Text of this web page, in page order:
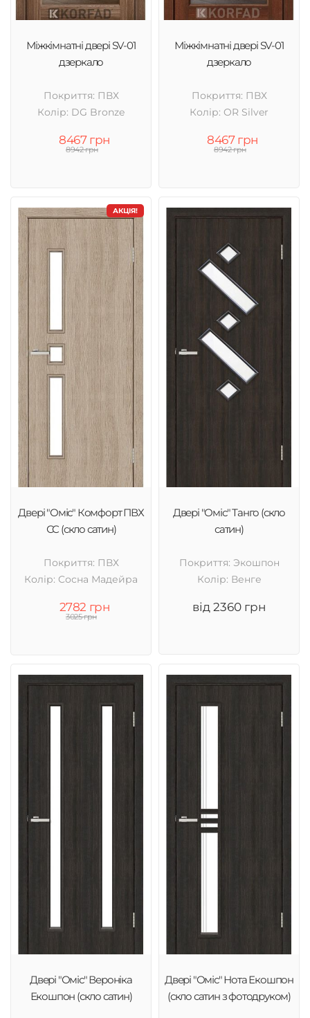
Міжкімнатні двері SV-01
дзеркало
Покриття: ПВХ
Колір: DG Bronze
8467 грн
8942 грн
Міжкімнатні двері SV-01
дзеркало
Покриття: ПВХ
Колір: OR Silver
8467 грн
8942 грн
АКЦІЯ!
Двері "Оміс" Комфорт ПВХ
СС (скло сатин)
Покриття: ПВХ
Колір: Cосна Мадейра
2782 грн
3025 грн
Двері "Оміс" Танго (скло
сатин)
Покриття: Экошпон
Колір: Венге
від 2360 грн
Двері "Оміс" Вероніка
Екошпон (скло сатин)
Двері "Оміс" Нота Екошпон
(скло сатин з фотодруком)